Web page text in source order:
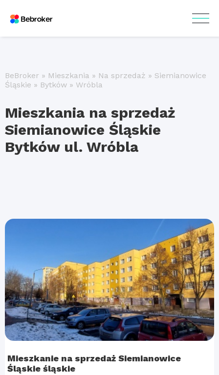
BeBroker » Mieszkania » Na sprzedaż » Siemianowice
Śląskie » Bytków » Wróbla
Mieszkania na sprzedaż
Siemianowice Śląskie
Bytków ul. Wróbla
Mieszkanie na sprzedaż Siemianowice
Śląskie śląskie